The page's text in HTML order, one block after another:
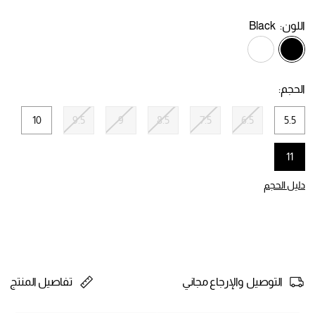
اللون:Black
الحجم:
5.5
6.5
7.5
8.5
9.5
10
selected
دليل الحجم
التوصيل والإرجاع مجاني تفاصيل المنتج